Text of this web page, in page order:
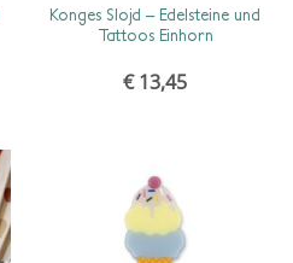
Konges Slojd – Edelsteine und
Tattoos Einhorn
€13,45